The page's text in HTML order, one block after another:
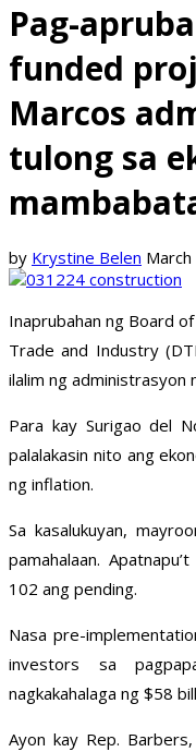
Pag-
funded
Marcos
tulong sa
by Krystine Belen
Inaprubahan ng Board
Trade and Industry
ilalim ng administrasyon
Para kay Surigao del
palalakasin nito ang
ng inflation.
Sa kasalukuyan,
pamahalaan.
102 ang pending.
Nasa pre-
investors sa
nagkakahalaga ng $58
Ayon kay Rep.